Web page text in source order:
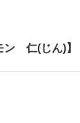
ン 仁(じん)